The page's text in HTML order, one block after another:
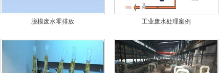
脱模废水零排放 工业废水处理案例